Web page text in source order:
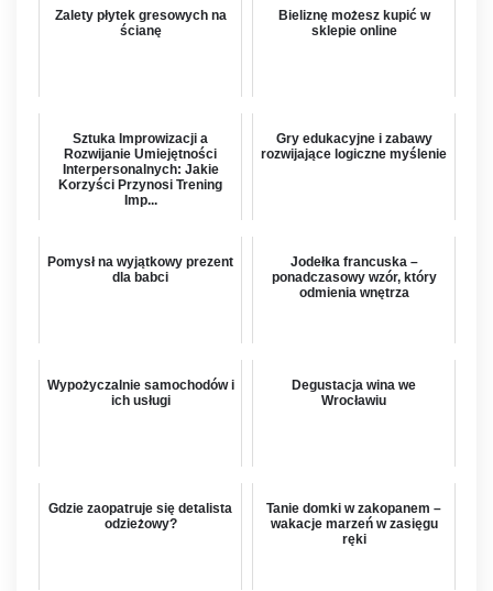
Zalety płytek gresowych na
ścianę
Bieliznę możesz kupić w
sklepie online
Sztuka Improwizacji a
Rozwijanie Umiejętności
Interpersonalnych: Jakie
Korzyści Przynosi Trening
Imp...
Gry edukacyjne i zabawy
rozwijające logiczne myślenie
Pomysł na wyjątkowy prezent
dla babci
Jodełka francuska –
ponadczasowy wzór, który
odmienia wnętrza
Wypożyczalnie samochodów i
ich usługi
Degustacja wina we
Wrocławiu
Gdzie zaopatruje się detalista
odzieżowy?
Tanie domki w zakopanem –
wakacje marzeń w zasięgu
ręki